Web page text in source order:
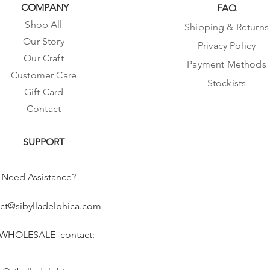
COMPANY
Shop All
Our Story
Our Craft
Customer Care
Gift Card
Contact
SUPPORT
Need Assistance?
contact:
FAQ
Shipping & Returns
Privacy Policy
Payment Methods
Stockists